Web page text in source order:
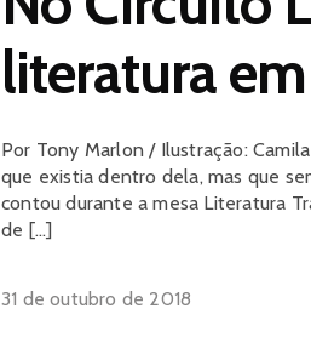
literatura
Por Tony Marlon / Ilustração:
que existia dentro dela, mas que
contou durante a mesa Literatura
de […]
31 de outubro de 2018